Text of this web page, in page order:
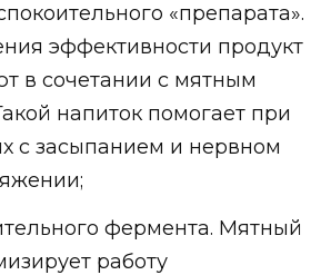
«препарата».
эффективности продукт
в сочетании с мятным
напиток помогает при
с засыпанием и нервном
фермента. Мятный
работу